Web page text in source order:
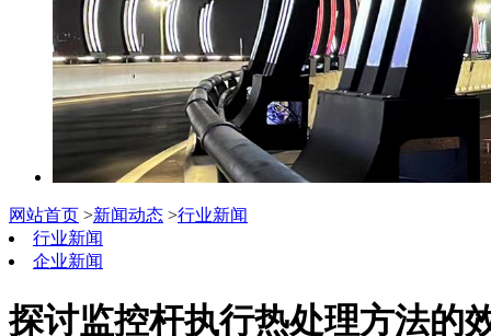
网站首页 >新闻动态 >行业新闻
行业新闻
企业新闻
探讨监控杆执行热处理方法的